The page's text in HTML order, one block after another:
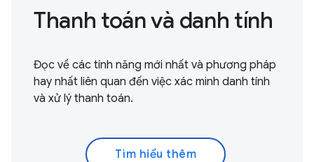
Thanh toán và danh tính
Đọc về các tính năng mới nhất và phương pháp
hay nhất liên quan đến việc xác minh danh tính
và xử lý thanh toán.
Tìm hiểu thêm